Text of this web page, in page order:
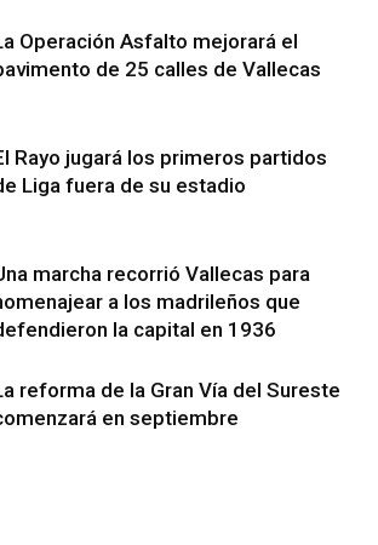
Operación Asfalto mejorará el
de 25 calles de Vallecas
Rayo jugará los primeros partidos
Liga fuera de su estadio
marcha recorrió Vallecas para
a los madrileños que
la capital en 1936
reforma de la Gran Vía del Sureste
en septiembre